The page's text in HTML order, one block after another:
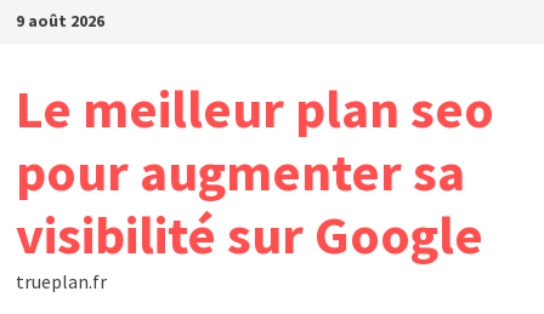
Passer
9 août 2026
Le meilleur plan seo
pour augmenter sa
visibilité sur Google
trueplan.fr